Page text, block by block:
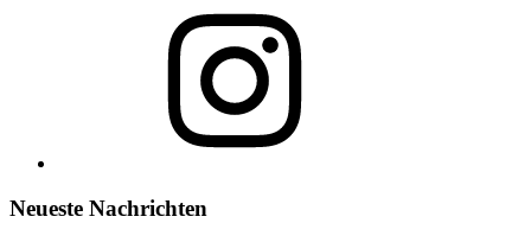
Neueste Nachrichten